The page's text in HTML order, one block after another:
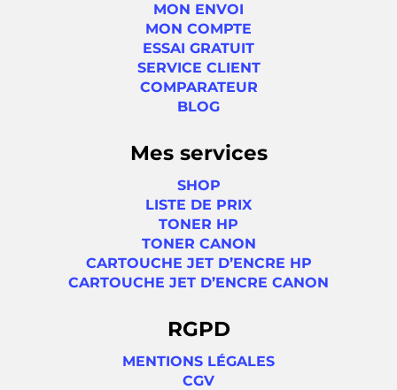
MON ENVOI
MON COMPTE
ESSAI GRATUIT
SERVICE CLIENT
COMPARATEUR
BLOG
Mes services
SHOP
LISTE DE PRIX
TONER HP
TONER CANON
CARTOUCHE JET D’ENCRE HP
CARTOUCHE JET D’ENCRE CANON
RGPD
MENTIONS LÉGALES
CGV